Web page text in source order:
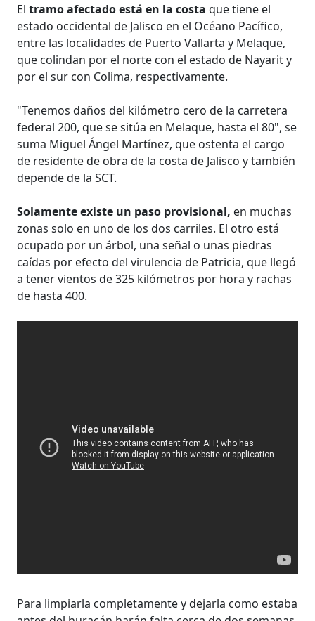
Eltramo afectado está en la costa que tiene el
estado occidental de Jalisco en el Océano Pacífico,
entre las localidades de Puerto Vallarta y Melaque,
que colindan por el norte con el estado de Nayarit y
por el sur con Colima, respectivamente.
"Tenemos daños del kilómetro cero de la carretera
federal 200, que se sitúa en Melaque, hasta el 80", se
suma Miguel Ángel Martínez, que ostenta el cargo
de residente de obra de la costa de Jalisco y también
depende de la SCT.
Solamente existe un paso provisional, en muchas
zonas solo en uno de los dos carriles. El otro está
ocupado por un árbol, una señal o unas piedras
caídas por efecto del virulencia de Patricia, que llegó
a tener vientos de 325 kilómetros por hora y rachas
de hasta 400.
Para limpiarla completamente y dejarla como estaba